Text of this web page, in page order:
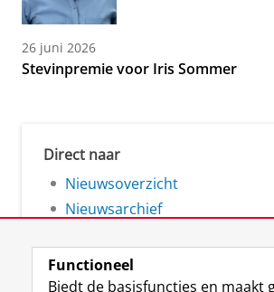
26 juni 2026
Stevinpremie voor Iris Sommer
Direct naar
Nieuwsoverzicht
Nieuwsarchief
Functioneel
Biedt de basisfuncties en maakt